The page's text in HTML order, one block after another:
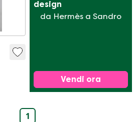
design
da Hermès a Sandro
Vendi ora
1